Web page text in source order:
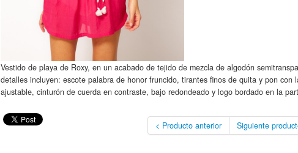
Vestido de playa de Roxy, en un acabado de tejido de mezcla de algodón
detalles incluyen: escote palabra de honor fruncido, tirantes finos de quita y pon con
ajustable, cinturón de cuerda en contraste, bajo redondeado y logo bordado en la
< Producto anterior Siguiente